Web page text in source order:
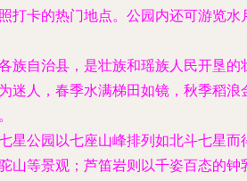
打卡的热门地点。公园内还可游览水
族自治县，是壮族和瑶族人民开垦的
迷人，春季水满梯田如镜，秋季稻浪
星公园以七座山峰排列如北斗七星而
山等景观；芦笛岩则以千姿百态的钟